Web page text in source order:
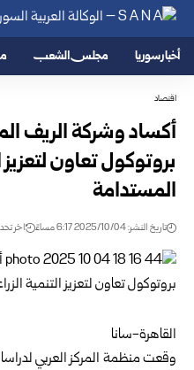
أخبار سوريا مجلس الشعب
اقتصاد
أكساد وشركة الريف
بروتوكول تعاون لتعزيز
المستدامة
تاريخ النشر: 2025/10/04 6:17 مساءً اخر تحديث: 2025/
القاهرة-سانا
وقعت منظمة المركز العربي